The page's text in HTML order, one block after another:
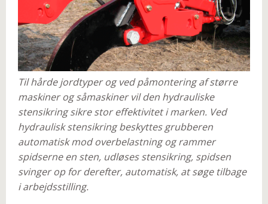
Til hårde jordtyper og ved påmontering af større
maskiner og såmaskiner vil den hydrauliske
stensikring sikre stor effektivitet i marken. Ved
hydraulisk stensikring beskyttes grubberen
automatisk mod overbelastning og rammer
spidserne en sten, udløses stensikring, spidsen
svinger op for derefter, automatisk, at søge tilbage
i arbejdsstilling.